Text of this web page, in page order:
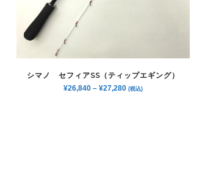
シマノ セフィアSS（ティップエギング）
¥26,840 –¥27,280 (税込)